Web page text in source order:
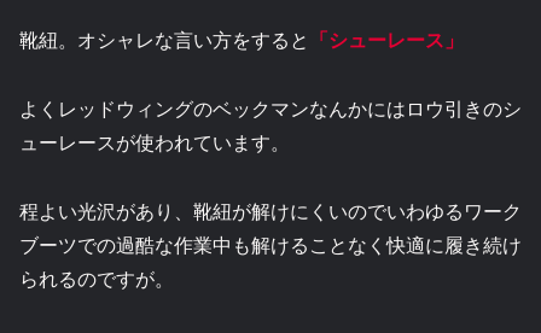
靴紐。オシャレな言い方をすると 「シューレース」
よくレッドウィングのベックマンなんかにはロウ引きのシ
ューレースが使われています。
程よい光沢があり、靴紐が解けにくいのでいわゆるワーク
ブーツでの過酷な作業中も解けることなく快適に履き続け
られるのですが。